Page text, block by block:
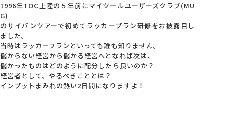
1996年TOC上陸の５年前にマイツールユーザーズクラブ(MU
G)
のサイパンツアーで初めてラッカープラン研修をお披露目し
ました。
当時はラッカープランといっても誰も知りません。
儲からない経営から儲かる経営へとなれば次は、
儲かったものはどのように配分したら良いのか？
経営者として、やるべきこととは？
インプットまみれの熱い2日間になりますよ！